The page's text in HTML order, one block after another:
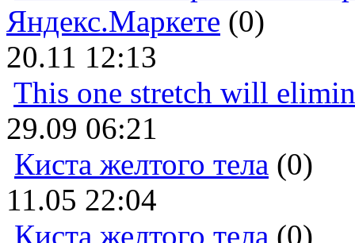
Яндекс.Маркете (0)
20.11 12:13
This one stretch will
29.09 06:21
Киста желтого тела (0)
11.05 22:04
Киста желтого тела (0)